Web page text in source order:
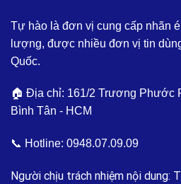
Tự hào là đơn vị cung cấp nhãn
lượng, được nhiều đơn vị tin
Quốc.
🏠 Địa chỉ: 161/2 Trương Phước
Bình Tân - HCM
📞 Hotline: 0948.07.09.09
Người chịu trách nhiệm nội dung: